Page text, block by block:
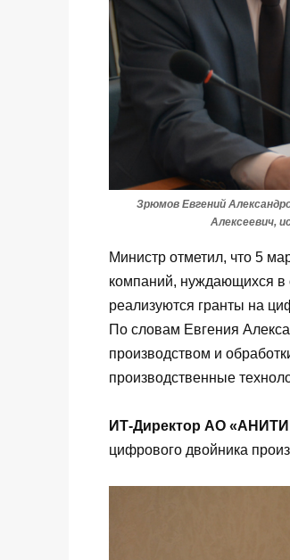
Зрюмов Евгений
Алексеевич,
Министр отметил, что 5
компаний, нуждающихся в
реализуются гранты на
По словам Евгения
производством и
производственные
ИТ-Директор АО
цифрового двойника